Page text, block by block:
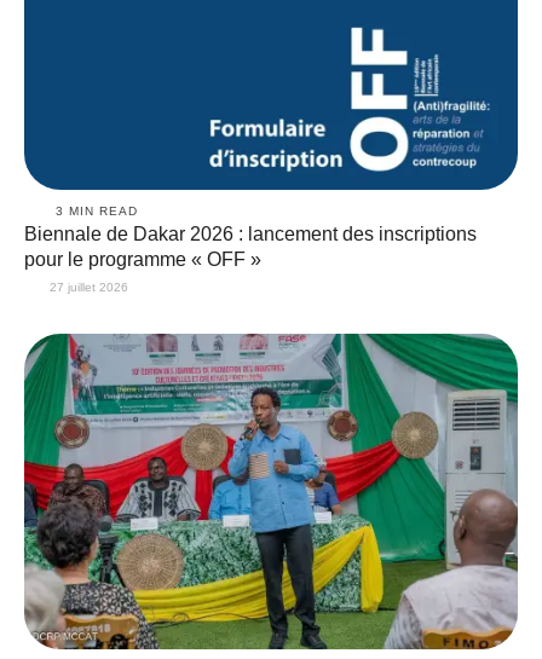
3 MIN READ
Biennale de Dakar 2026 : lancement des inscriptions
pour le programme « OFF »
27 juillet 2026